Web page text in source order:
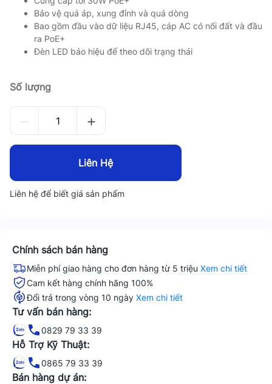
Bảo vệ quá áp, xung đỉnh và quá dòng
Bao gồm đầu vào dữ liệu RJ45, cáp AC có nối đất và đầu
ra PoE+
Đèn LED báo hiệu để theo dõi trạng thái
Số lượng
Liên Hệ
Liên hệ để biết giá sản phẩm
Chính sách bán hàng
Miễn phí giao hàng cho đơn hàng từ 5 triệu Xem chi tiết
Cam kết hàng chính hãng 100%
Đổi trả trong vòng 10 ngày Xem chi tiết
Tư vấn bán hàng:
0829 79 33 39
Hỗ Trợ Kỹ Thuật:
0865 79 33 39
Bán hàng dự án: